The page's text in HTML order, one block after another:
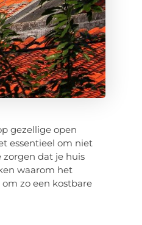
gezellige open
essentieel om niet
zorgen dat je huis
waarom het
zo een kostbare